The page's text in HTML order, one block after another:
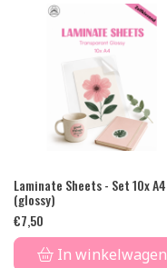
Laminate Sheets - Set 10x A4
(glossy)
€7,50
In winkelwagen